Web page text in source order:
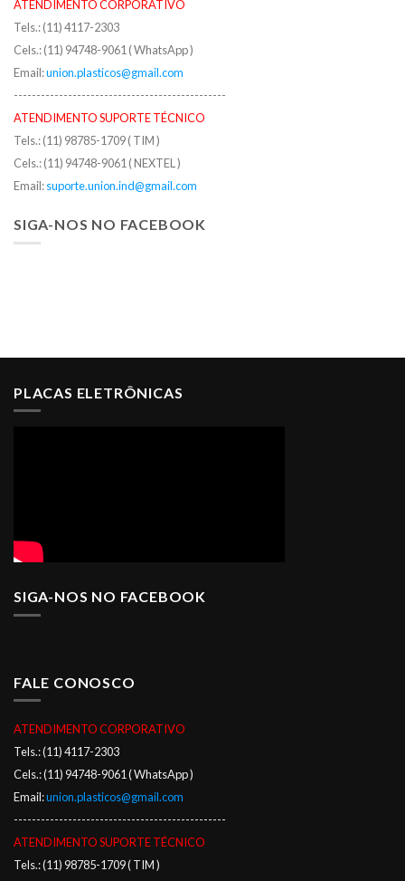
ATENDIMENTO CORPORATIVO
Tels.: (11) 4117-2303
Cels.: (11) 94748-9061 ( WhatsApp )
Email:union.plasticos@gmail.com
-----------------------------------------------
ATENDIMENTO SUPORTE TÉCNICO
Tels.: (11) 98785-1709 ( TIM )
Cels.: (11) 94748-9061 ( NEXTEL )
Email:suporte.union.ind@gmail.com
SIGA-NOS NO FACEBOOK
PLACAS ELETRÔNICAS
SIGA-NOS NO FACEBOOK
FALE CONOSCO
ATENDIMENTO CORPORATIVO
Tels.: (11) 4117-2303
Cels.: (11) 94748-9061 ( WhatsApp )
Email:union.plasticos@gmail.com
-----------------------------------------------
ATENDIMENTO SUPORTE TÉCNICO
Tels.: (11) 98785-1709 ( TIM )